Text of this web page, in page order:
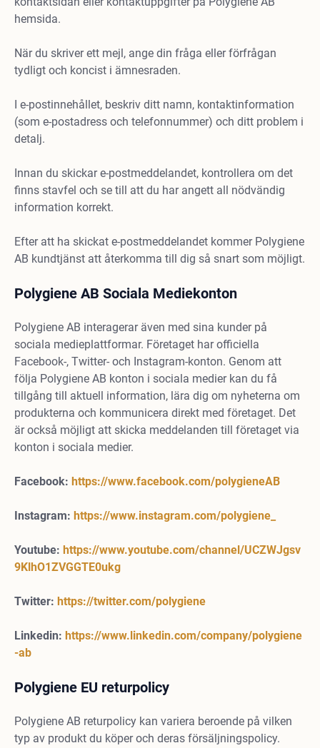
hemsida.
När du skriver ett mejl, ange din fråga eller förfrågan
tydligt och koncist i ämnesraden.
I e-postinnehållet, beskriv ditt namn, kontaktinformation
(som e-postadress och telefonnummer) och ditt problem i
detalj.
Innan du skickar e-postmeddelandet, kontrollera om det
finns stavfel och se till att du har angett all nödvändig
information korrekt.
Efter att ha skickat e-postmeddelandet kommer Polygiene
AB kundtjänst att återkomma till dig så snart som möjligt.
Polygiene AB Sociala Mediekonton
Polygiene AB interagerar även med sina kunder på
sociala medieplattformar. Företaget har officiella
Facebook-, Twitter- och Instagram-konton. Genom att
följa Polygiene AB konton i sociala medier kan du få
tillgång till aktuell information, lära dig om nyheterna om
produkterna och kommunicera direkt med företaget. Det
är också möjligt att skicka meddelanden till företaget via
konton i sociala medier.
Facebook: https://www.facebook.com/polygieneAB
Instagram: https://www.instagram.com/polygiene_
Youtube: https://www.youtube.com/channel/UCZWJgsv
9KlhO1ZVGGTE0ukg
Twitter: https://twitter.com/polygiene
Linkedin: https://www.linkedin.com/company/polygiene
-ab
Polygiene EU returpolicy
Polygiene AB returpolicy kan variera beroende på vilken
typ av produkt du köper och deras försäljningspolicy.